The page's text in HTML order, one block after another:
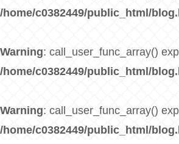
/home/c0382449/public_html/
Warning: call_user_func_array()
/home/c0382449/public_html/
Warning: call_user_func_array()
/home/c0382449/public_html/